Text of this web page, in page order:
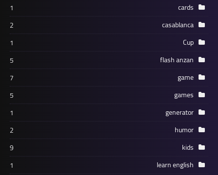
cards
1
casablanca
2
Cup
1
flash anzan
5
game
7
games
5
generator
1
humor
2
kids
9
learn english
1